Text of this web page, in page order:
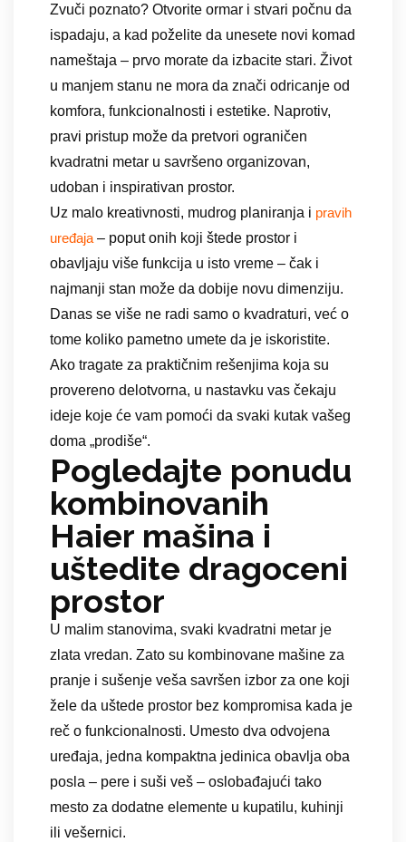
Zvuči poznato? Otvorite ormar i stvari počnu da
ispadaju, a kad poželite da unesete novi komad
nameštaja – prvo morate da izbacite stari. Život
u manjem stanu ne mora da znači odricanje od
komfora, funkcionalnosti i estetike. Naprotiv,
pravi pristup može da pretvori ograničen
kvadratni metar u savršeno organizovan,
udoban i inspirativan prostor.
Uz malo kreativnosti, mudrog planiranja i pravih
uređaja – poput onih koji štede prostor i
obavljaju više funkcija u isto vreme – čak i
najmanji stan može da dobije novu dimenziju.
Danas se više ne radi samo o kvadraturi, već o
tome koliko pametno umete da je iskoristite.
Ako tragate za praktičnim rešenjima koja su
provereno delotvorna, u nastavku vas čekaju
ideje koje će vam pomoći da svaki kutak vašeg
doma „prodiše“.
​​Pogledajte ponudu
kombinovanih
Haier mašina i
uštedite dragoceni
prostor
U malim stanovima, svaki kvadratni metar je
zlata vredan. Zato su kombinovane mašine za
pranje i sušenje veša savršen izbor za one koji
žele da uštede prostor bez kompromisa kada je
reč o funkcionalnosti. Umesto dva odvojena
uređaja, jedna kompaktna jedinica obavlja oba
posla – pere i suši veš – oslobađajući tako
mesto za dodatne elemente u kupatilu, kuhinji
ili vešernici.